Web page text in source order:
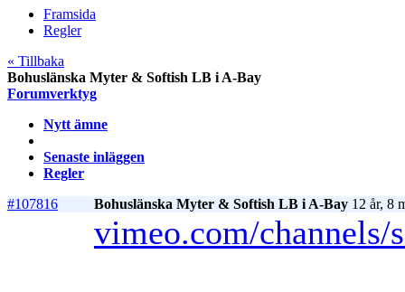
Framsida
Regler
« Tillbaka
Bohuslänska Myter & Softish LB i A-Bay
Forumverktyg
Nytt ämne
Senaste inläggen
Regler
#107816
Bohuslänska Myter & Softish LB i A-Bay 12 år, 8
vimeo.com/